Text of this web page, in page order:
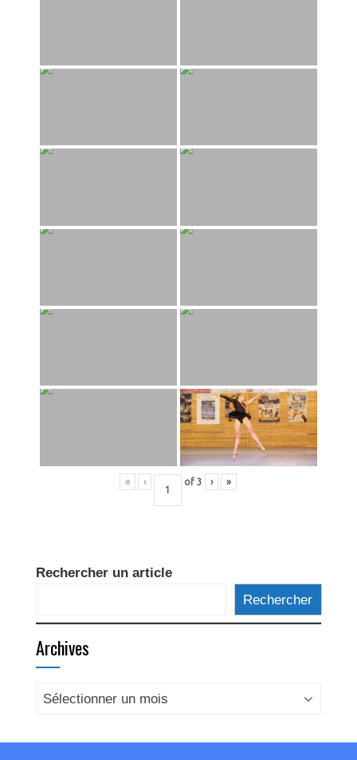
« ‹ of3 › »
Rechercher un article
Rechercher
Archives
Archives